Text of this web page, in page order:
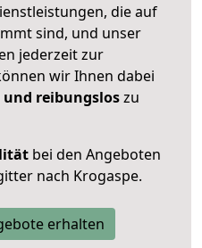
die auf
sind, und unser
jederzeit zur
wir Ihnen dabei
reibungsloszu
bei den Angeboten
nach Krogaspe.
erhalten